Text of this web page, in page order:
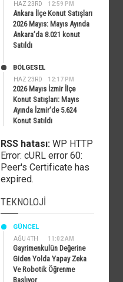
HAZ 23RD 12:59 PM
Ankara İlçe Konut Satışları
2026 Mayıs: Mayıs Ayında
Ankara’da 8.021 konut
Satıldı
HAZ 23RD 12:17 PM
BÖLGESEL
2026 Mayıs İzmir İlçe
Konut Satışları: Mayıs
Ayında İzmir’de 5.624
Konut Satıldı
RSS hatası: WP HTTP
Error: cURL error 60:
Peer's Certificate has
expired.
TEKNOLOJI
AĞU 4TH 11:02 AM
GÜNCEL
Gayrimenkulün Değerine
Giden Yolda Yapay Zeka
Ve Robotik Öğrenme
Başlıyor